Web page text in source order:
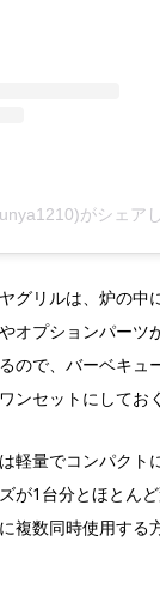
がシェア
グリルは、炉の中
オプションパーツ
ので、バーベキュ
ンセットにしてお
軽量でコンパクト
が1台分とほとんど
複数同時使用する